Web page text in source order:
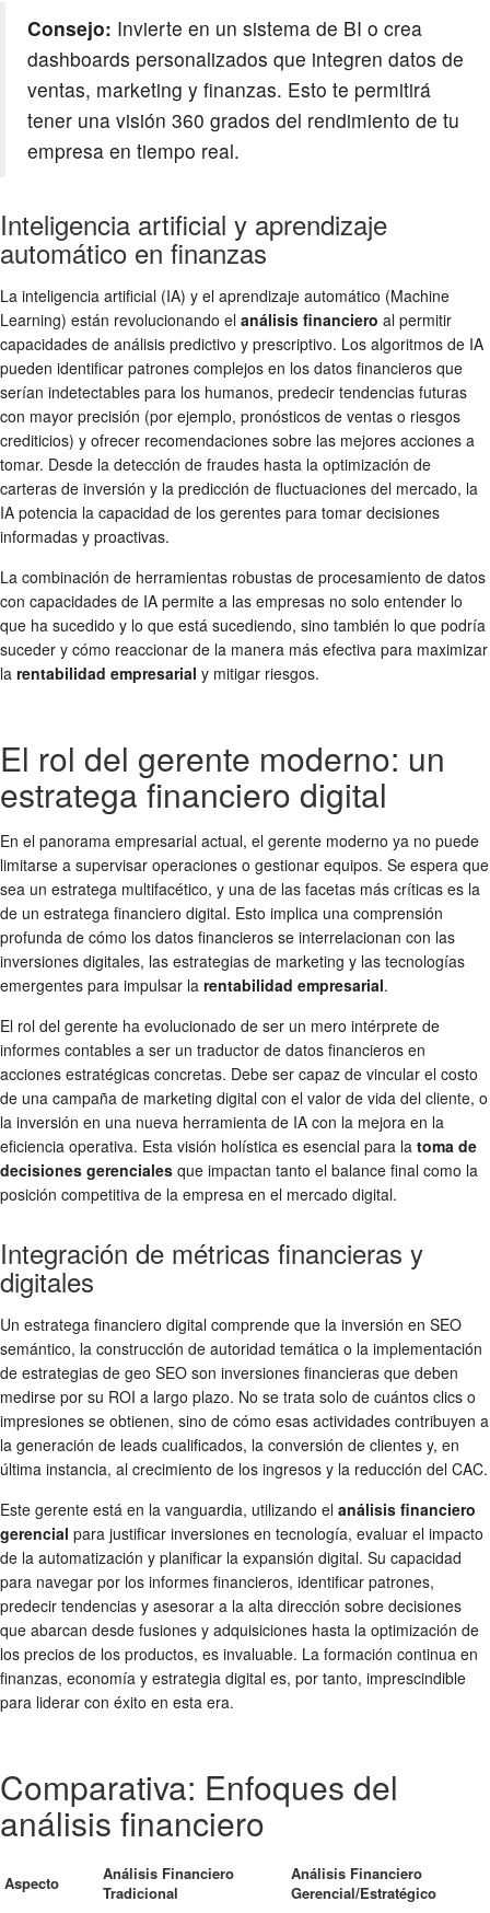
Consejo: Invierte en un sistema de BI o crea
dashboards personalizados que integren datos de
ventas, marketing y finanzas. Esto te permitirá
tener una visión 360 grados del rendimiento de tu
empresa en tiempo real.
Inteligencia artificial y aprendizaje
automático en finanzas
La inteligencia artificial (IA) y el aprendizaje automático (Machine
Learning) están revolucionando el análisis financiero al permitir
capacidades de análisis predictivo y prescriptivo. Los algoritmos de IA
pueden identificar patrones complejos en los datos financieros que
serían indetectables para los humanos, predecir tendencias futuras
con mayor precisión (por ejemplo, pronósticos de ventas o riesgos
crediticios) y ofrecer recomendaciones sobre las mejores acciones a
tomar. Desde la detección de fraudes hasta la optimización de
carteras de inversión y la predicción de fluctuaciones del mercado, la
IA potencia la capacidad de los gerentes para tomar decisiones
informadas y proactivas.
La combinación de herramientas robustas de procesamiento de datos
con capacidades de IA permite a las empresas no solo entender lo
que ha sucedido y lo que está sucediendo, sino también lo que podría
suceder y cómo reaccionar de la manera más efectiva para maximizar
la rentabilidad empresarial y mitigar riesgos.
El rol del gerente moderno: un
estratega financiero digital
En el panorama empresarial actual, el gerente moderno ya no puede
limitarse a supervisar operaciones o gestionar equipos. Se espera que
sea un estratega multifacético, y una de las facetas más críticas es la
de un estratega financiero digital. Esto implica una comprensión
profunda de cómo los datos financieros se interrelacionan con las
inversiones digitales, las estrategias de marketing y las tecnologías
emergentes para impulsar la rentabilidad empresarial.
El rol del gerente ha evolucionado de ser un mero intérprete de
informes contables a ser un traductor de datos financieros en
acciones estratégicas concretas. Debe ser capaz de vincular el costo
de una campaña de marketing digital con el valor de vida del cliente, o
la inversión en una nueva herramienta de IA con la mejora en la
eficiencia operativa. Esta visión holística es esencial para la toma de
decisiones gerenciales que impactan tanto el balance final como la
posición competitiva de la empresa en el mercado digital.
Integración de métricas financieras y
digitales
Un estratega financiero digital comprende que la inversión en SEO
semántico, la construcción de autoridad temática o la implementación
de estrategias de geo SEO son inversiones financieras que deben
medirse por su ROI a largo plazo. No se trata solo de cuántos clics o
impresiones se obtienen, sino de cómo esas actividades contribuyen a
la generación de leads cualificados, la conversión de clientes y, en
última instancia, al crecimiento de los ingresos y la reducción del CAC.
Este gerente está en la vanguardia, utilizando el análisis financiero
gerencial para justificar inversiones en tecnología, evaluar el impacto
de la automatización y planificar la expansión digital. Su capacidad
para navegar por los informes financieros, identificar patrones,
predecir tendencias y asesorar a la alta dirección sobre decisiones
que abarcan desde fusiones y adquisiciones hasta la optimización de
los precios de los productos, es invaluable. La formación continua en
finanzas, economía y estrategia digital es, por tanto, imprescindible
para liderar con éxito en esta era.
Comparativa: Enfoques del
análisis financiero
Aspecto
Análisis Financiero
Tradicional
Análisis Financiero
Gerencial/Estratégico